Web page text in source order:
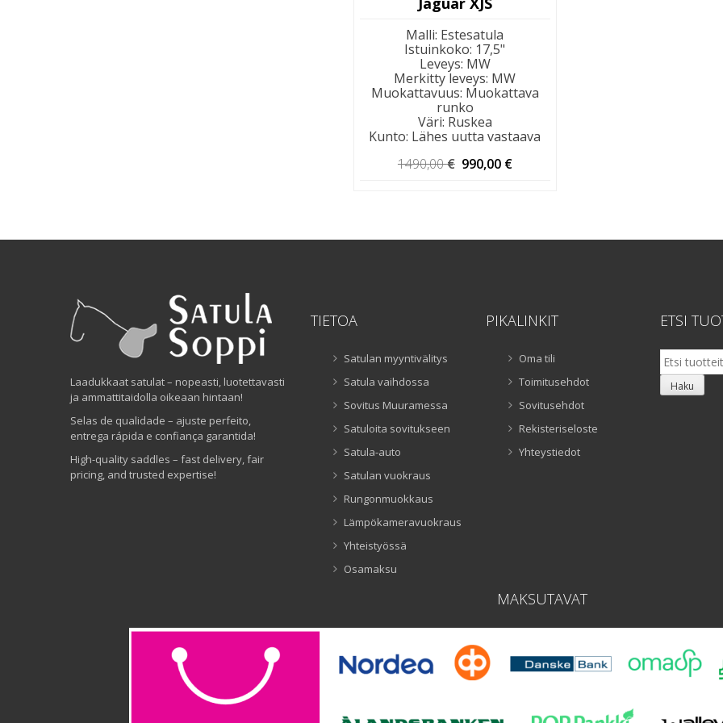
Malli: Estesatula
Istuinkoko: 17,5"
Leveys: MW
Merkitty leveys: MW
Muokattavuus: Muokattava
runko
Väri: Ruskea
Kunto: Lähes uutta vastaava
1490,00€ Alkuperäinen
990,00 €
Laadukkaat satulat – nopeasti, luotettavasti
ja ammattitaidolla oikeaan hintaan!
Selas de qualidade – ajuste perfeito,
entrega rápida e confiança garantida!
High-quality saddles – fast delivery, fair
pricing, and trusted expertise!
TIETOA
Satulan myyntivälitys
Satula vaihdossa
Sovitus Muuramessa
Satuloita sovitukseen
Satula-auto
Satulan vuokraus
Rungonmuokkaus
Lämpökameravuokraus
Yhteistyössä
Osamaksu
PIKALINKIT
Oma tili
Toimitusehdot
Sovitusehdot
Rekisteriseloste
Yhteystiedot
ETSI
Etsi:
Haku
MAKSUTAVAT